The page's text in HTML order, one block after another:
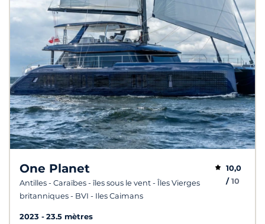
One Planet
Antilles - Caraïbes - îles sous le vent - Îles Vierges
britanniques - BVI - Iles Caimans
10,0
/10
2023
23.5 mètres